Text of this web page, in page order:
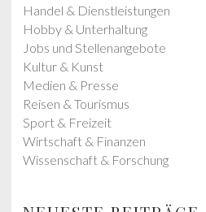
Handel & Dienstleistungen
Hobby & Unterhaltung
Jobs und Stellenangebote
Kultur & Kunst
Medien & Presse
Reisen & Tourismus
Sport & Freizeit
Wirtschaft & Finanzen
Wissenschaft & Forschung